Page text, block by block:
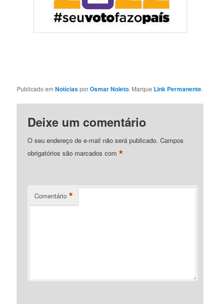
Publicado emNotíciasporOsmar Noleto. Marque Link Permanente.
Deixe um comentário
O seu endereço de e-mail não será publicado. Campos
obrigatórios são marcados com*
Comentário *